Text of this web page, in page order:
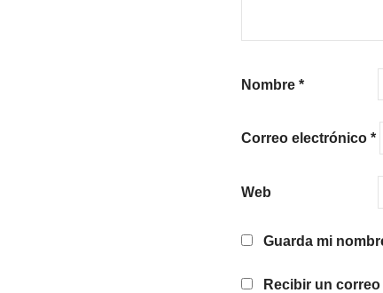
Nombre *
Correo electrónico *
Web
Guarda mi
Recibir un